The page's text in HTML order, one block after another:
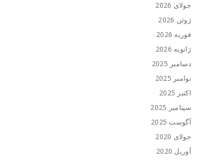
جولای 2026
ژوئن 2026
فوریه 2026
ژانویه 2026
دسامبر 2025
نوامبر 2025
اکتبر 2025
سپتامبر 2025
آگوست 2025
جولای 2020
آوریل 2020